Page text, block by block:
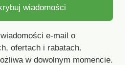
wiadomości
e-mail o
ofertach i rabatach.
w dowolnym momencie.